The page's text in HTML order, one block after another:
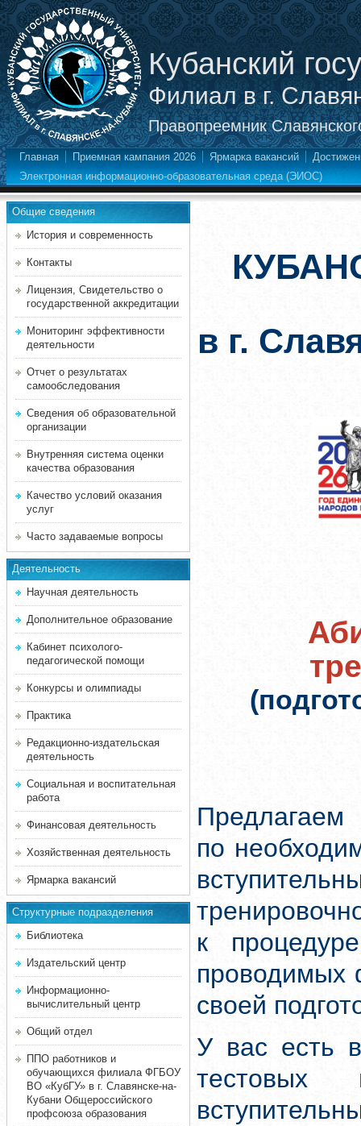
Кубанский
Филиал в г.
Правопреемник
Главная Приемная кампания 2026 Ярмарка вакансий
Электронная информационно-образовательная среда (ЭИОС)
Общие сведения
История и современность
Контакты
Лицензия, Свидетельство о
государственной аккредитации
Мониторинг эффективности
деятельности
Отчет о результатах
самообследования
Сведения об образовательной
организации
Внутренняя система оценки
качества образования
Качество условий оказания
услуг
Часто задаваемые вопросы
Деятельность
Научная деятельность
Дополнительное образование
Кабинет психолого-
педагогической помощи
Конкурсы и олимпиады
Практика
Редакционно-издательская
деятельность
Социальная и воспитательная
работа
Финансовая деятельность
Хозяйственная деятельность
Ярмарка вакансий
Структурные подразделения
Библиотека
Издательский центр
Информационно-
вычислительный центр
Общий отдел
ППО работников и
обучающихся филиала ФГБОУ
ВО «КубГУ» в г. Славянске-на-
Кубани Общероссийского
профсоюза образования
в г.
Предлагаем
по
к
проводимых
своей
У вас есть
тестовых